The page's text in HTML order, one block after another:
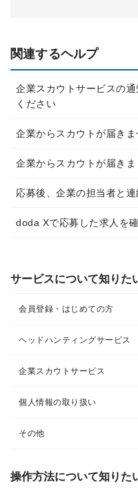
サービスについて知りた
会員登録・はじめての方
ヘッドハンティングサービス
企業スカウトサービス
個人情報の取り扱い
その他
操作方法について知りた
関連するヘルプ
企業スカウトサービスの
ください
企業からスカウトが届きま
企業からスカウトが届き
応募後、企業の担当者と
doda Xで応募した求人を